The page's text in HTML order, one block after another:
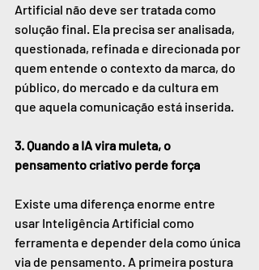
Artificial não deve ser tratada como
solução final. Ela precisa ser analisada,
questionada, refinada e direcionada por
quem entende o contexto da marca, do
público, do mercado e da cultura em
que aquela comunicação está inserida.
3. Quando a IA vira muleta, o
pensamento criativo perde força
Existe uma diferença enorme entre
usar Inteligência Artificial como
ferramenta e depender dela como única
via de pensamento. A primeira postura